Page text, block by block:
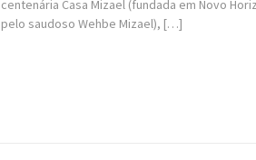
centenária Casa Mizael (fundada em Novo
pelo saudoso Wehbe Mizael), […]